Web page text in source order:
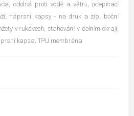
odolná proti vodě a větru, odepínací
náprsní kapsy - na druk a zip, boční
v rukávech, stahování v dolním okraji,
kapsa, TPU membrána